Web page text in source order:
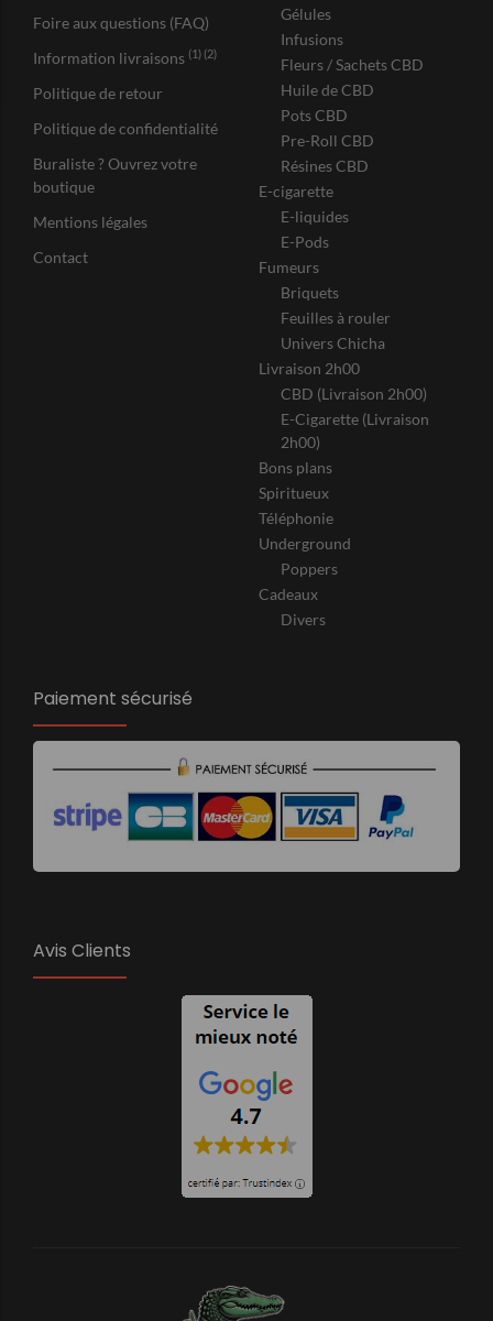
Foire aux questions (FAQ)
Information livraisons (1) (2)
Politique de retour
Politique de confidentialité
Buraliste ? Ouvrez votre
boutique
Mentions légales
Contact
Gélules
Infusions
Fleurs / Sachets CBD
Huile de CBD
Pots CBD
Pre-Roll CBD
Résines CBD
E-cigarette
E-liquides
E-Pods
Fumeurs
Briquets
Feuilles à rouler
Univers Chicha
Livraison 2h00
CBD (Livraison 2h00)
E-Cigarette (Livraison
2h00)
Bons plans
Spiritueux
Téléphonie
Underground
Poppers
Cadeaux
Divers
Paiement sécurisé
Avis Clients